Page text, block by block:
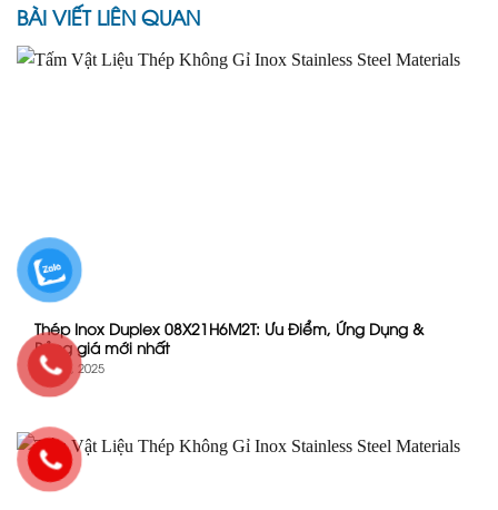
BÀI VIẾT LIÊN QUAN
Thép Inox Duplex 08X21H6M2T: Ưu Điểm, Ứng Dụng &
Bảng giá mới nhất
Th6 20, 2025